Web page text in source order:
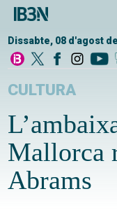
Dissabte, 08 d'agost
CULTURA
Mallorca
Abrams